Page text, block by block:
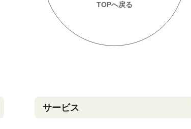
TOPへ戻る
サービス